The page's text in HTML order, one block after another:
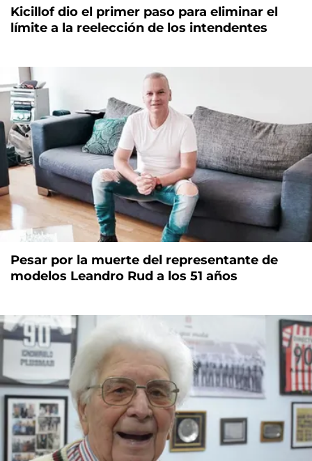
Kicillof dio el primer paso para eliminar el
límite a la reelección de los intendentes
Pesar por la muerte del representante de
modelos Leandro Rud a los 51 años